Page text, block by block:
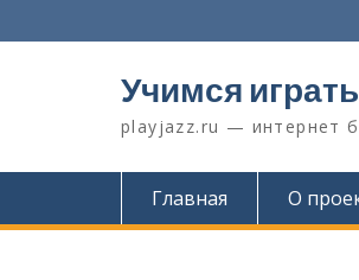
к
Учимся
playjazz.ru — интернет
Главная О